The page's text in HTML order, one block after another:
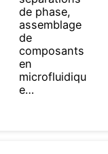
de phase,
assemblage
de
composants
en
microfluidiqu
e…